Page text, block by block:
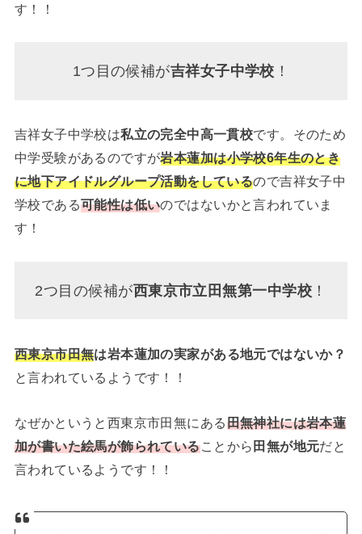
す！！
1つ目の候補が吉祥女子中学校 ！
吉祥女子中学校は私立の完全中高一貫校です。そのため
中学受験があるのですが岩本蓮加は小学校6年生のとき
に地下アイドルグループ活動をしているので吉祥女子中
学校である可能性は低いのではないかと言われていま
す！
2つ目の候補が西東京市立田無第一中学校 ！
西東京市田無は岩本蓮加の実家がある地元ではないか？
と言われているようです！！
なぜかというと西東京市田無にある田無神社には岩本蓮
加が書いた絵馬が飾られていることから 田無が地元だと
言われているようです！！